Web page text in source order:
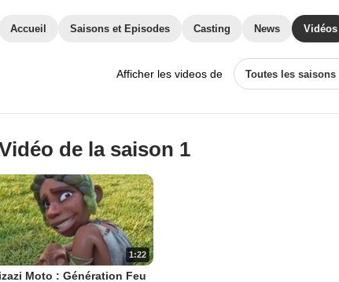
Accueil Saisons et Episodes Casting News Vidéos
Afficher les videos de Toutes les saisons
de la saison 1
1:22
Moto : Génération Feu